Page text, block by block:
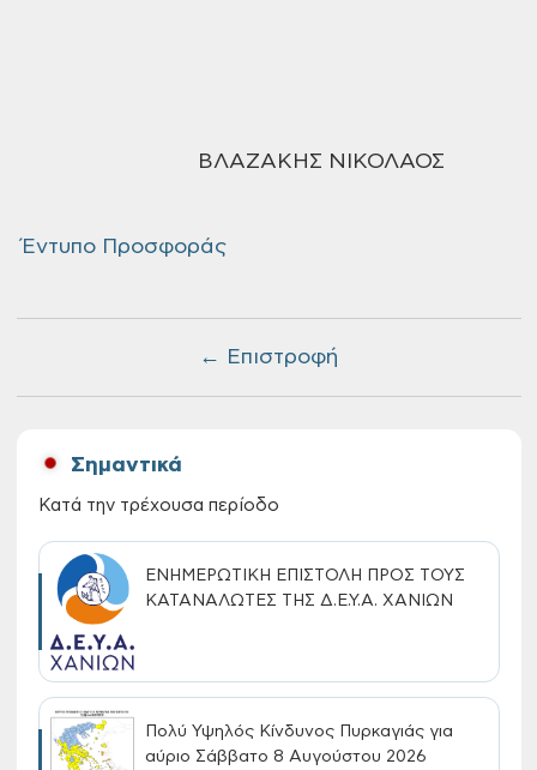
← Επιστροφή
ΒΛΑΖΑΚΗΣ ΝΙΚΟΛΑΟΣ
Έντυπο Προσφοράς
Σημαντικά
Κατά την τρέχουσα περίοδο
ΕΝΗΜΕΡΩΤΙΚΗ ΕΠΙΣΤΟΛΗ ΠΡΟΣ ΤΟΥΣ
ΚΑΤΑΝΑΛΩΤΕΣ ΤΗΣ Δ.Ε.Υ.Α. ΧΑΝΙΩΝ
Πολύ Υψηλός Κίνδυνος Πυρκαγιάς για
αύριο Σάββατο 8 Αυγούστου 2026